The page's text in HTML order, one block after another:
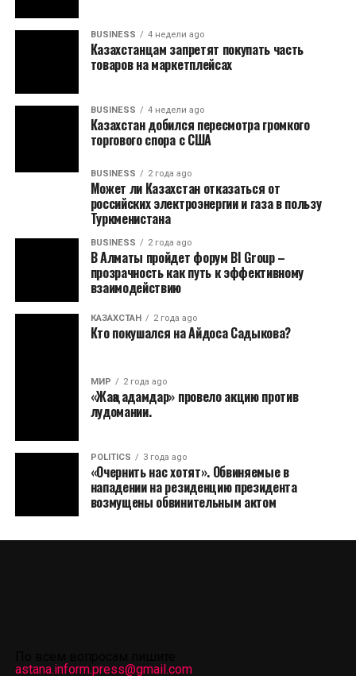
BUSINESS 4 недели ago
Казахстанцам запретят покупать часть
товаров на маркетплейсах
BUSINESS 4 недели ago
Казахстан добился пересмотра громкого
торгового спора с США
BUSINESS 2 года ago
Может ли Казахстан отказаться от
российских электроэнергии и газа в пользу
Туркменистана
BUSINESS 2 года ago
В Алматы пройдет форум BI Group –
прозрачность как путь к эффективному
взаимодействию
КАЗАХСТАН 2 года ago
Кто покушался на Айдоса Садыкова?
МИР 2 года ago
«Жаңа адамдар» провело акцию против
лудомании.
POLITICS 3 года ago
«Очернить нас хотят». Обвиняемые в
нападении на резиденцию президента
возмущены обвинительным актом
astana.inform.press@gmail.com